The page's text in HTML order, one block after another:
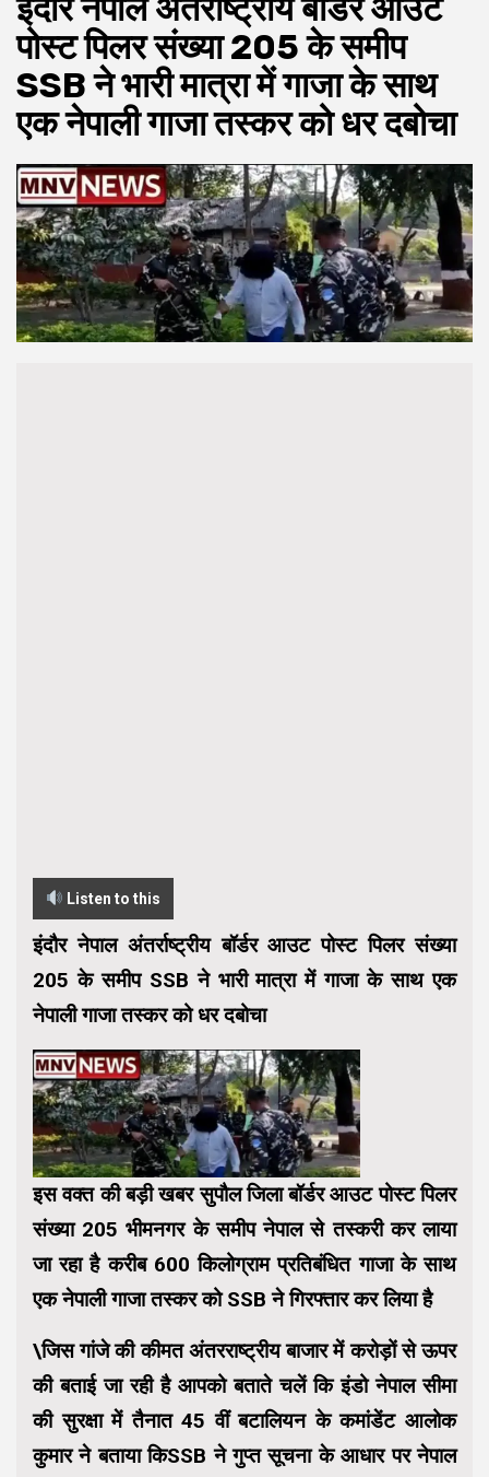
इंदौर नेपाल अंतर्राष्ट्रीय बॉर्डर आउट
पोस्ट पिलर संख्या 205 के समीप
SSB ने भारी मात्रा में गाजा के साथ
एक नेपाली गाजा तस्कर को धर दबोचा
Listen to this
इंदौर नेपाल अंतर्राष्ट्रीय बॉर्डर आउट पोस्ट पिलर संख्या
205 के समीप SSB ने भारी मात्रा में गाजा के साथ एक
नेपाली गाजा तस्कर को धर दबोचा
इस वक्त की बड़ी खबर सुपौल जिला बॉर्डर आउट पोस्ट पिलर
संख्या 205 भीमनगर के समीप नेपाल से तस्करी कर लाया
जा रहा है करीब 600 किलोग्राम प्रतिबंधित गाजा के साथ
एक नेपाली गाजा तस्कर को SSB ने गिरफ्तार कर लिया है
\जिस गांजे की कीमत अंतरराष्ट्रीय बाजार में करोड़ों से ऊपर
की बताई जा रही है आपको बताते चलें कि इंडो नेपाल सीमा
की सुरक्षा में तैनात 45 वीं बटालियन के कमांडेंट आलोक
कुमार ने बताया किSSB ने गुप्त सूचना के आधार पर नेपाल